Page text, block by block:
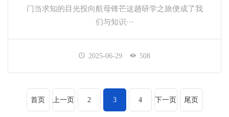
门当求知的目光投向航母锋芒这趟研学之旅便成了我
们与知识···
2025-06-29 508
首页 上一页 2 3 4 下一页 尾页